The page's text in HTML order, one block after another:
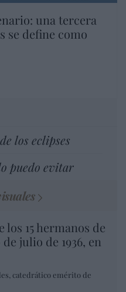
una tercera
se define como
los eclipses
puedo evitar
15 hermanos de
julio de 1936, en
catedrático emérito de